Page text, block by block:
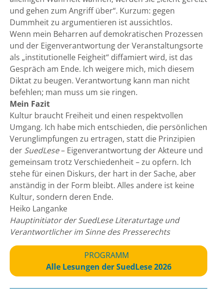
und gehen zum Angriff über“. Kurzum: gegen
Dummheit zu argumentieren ist aussichtlos.
Wenn mein Beharren auf demokratischen Prozessen
und der Eigenverantwortung der Veranstaltungsorte
als „institutionelle Feigheit“ diffamiert wird, ist das
Gespräch am Ende. Ich weigere mich, mich diesem
Diktat zu beugen. Verantwortung kann man nicht
befehlen; man muss um sie ringen.
Mein Fazit
Kultur braucht Freiheit und einen respektvollen
Umgang. Ich habe mich entschieden, die persönlichen
Verunglimpfungen zu ertragen, statt die Prinzipien
der SuedLese– Eigenverantwortung der Akteure und
gemeinsam trotz Verschiedenheit – zu opfern. Ich
stehe für einen Diskurs, der hart in der Sache, aber
anständig in der Form bleibt. Alles andere ist keine
Kultur, sondern deren Ende.
Heiko Langanke
Hauptinitiator derSuedLese Literaturtageund
Verantwortlicher im Sinne des Presserechts
PROGRAMM
Alle Lesungen der SuedLese 2026